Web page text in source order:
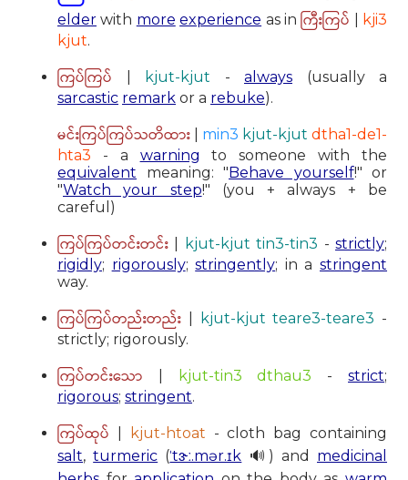
elder with more experience as inကြီးကြပ်
kji3
kjut.
ကြပ်ကြပ် kjut-kjut - always (usually a
sarcastic remark or a rebuke).
မင်းကြပ်ကြပ်သတိထား min3 kjut-kjut dtha1-de1-
hta3 - a warning to someone with the
equivalent meaning: "Behave yourself!" or
"Watch your step!" (you + always + be
careful)
ကြပ်ကြပ်တင်းတင်း kjut-kjut tin3-tin3 -strictly;
rigidly; rigorously;stringently; in astringent
way.
ကြပ်ကြပ်တည်းတည်း kjut-kjut teare3-teare3 -
strictly; rigorously.
ကြပ်တင်းသော kjut-tin3 dthau3 -strict;
rigorous; stringent.
ကြပ်ထုပ် kjut-htoat - cloth bag containing
salt,turmeric (ˈtɝː.mər.ɪk 🔊) and medicinal